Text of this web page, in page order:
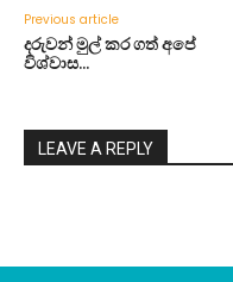
Previous article
දරුවන් මුල් කර ගත් අපේ
විශ්වාස…
LEAVE A REPLY